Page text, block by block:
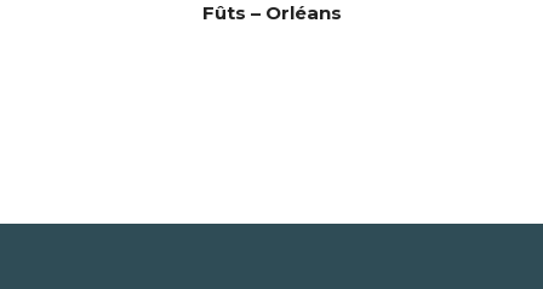
Fûts – Orléans